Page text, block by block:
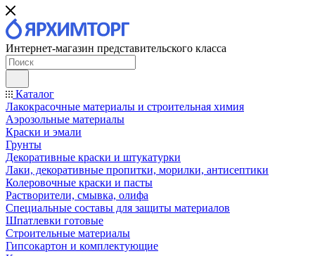
Интернет-магазин представительского класса
Каталог
Лакокрасочные материалы и строительная химия
Аэрозольные материалы
Краски и эмали
Грунты
Декоративные краски и штукатурки
Лаки, декоративные пропитки, морилки, антисептики
Колеровочные краски и пасты
Растворители, смывка, олифа
Специальные составы для защиты материалов
Шпатлевки готовые
Строительные материалы
Гипсокартон и комплектующие